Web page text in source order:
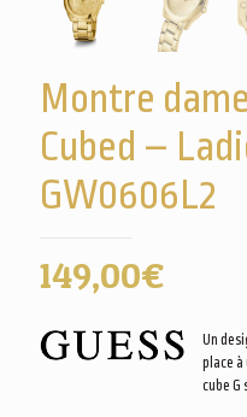
Montre
Cubed –
GW0606L2
149,00€
Un
place
cube G